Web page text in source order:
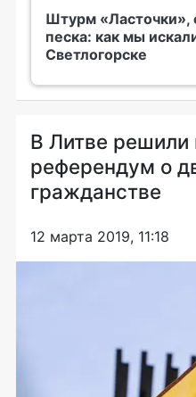
Штурм «Ласточки»,
песка: как мы
Светлогорске
В Литве решили
референдум о
гражданстве
12 марта 2019, 11:18